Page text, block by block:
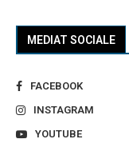
MEDIAT SOCIALE
FACEBOOK
INSTAGRAM
YOUTUBE